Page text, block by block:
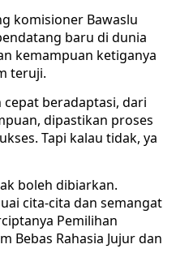
komisioner Bawaslu
baru di dunia
kemampuan ketiganya
teruji.
cepat beradaptasi, dari
dipastikan proses
Tapi kalau tidak, ya
boleh dibiarkan.
cita-cita dan semangat
Pemilihan
Bebas Rahasia Jujur dan